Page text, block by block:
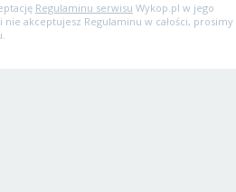
Regulaminu serwisu Wykop.pl w jego
akceptujesz Regulaminu w całości, prosimy